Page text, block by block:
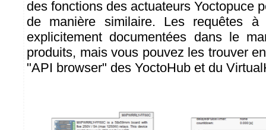
des fonctions des actuateurs Yoctopuce
de manière similaire. Les requêtes
explicitement documentées dans le
produits, mais vous pouvez les trouver
"API browser" des YoctoHub et du